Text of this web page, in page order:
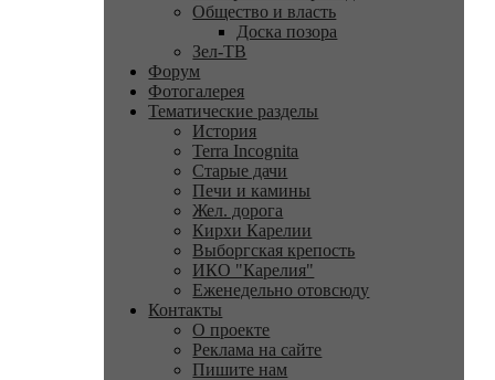
Общество и власть
Доска позора
Зел-ТВ
Форум
Фотогалерея
Тематические разделы
История
Terra Incognita
Старые дачи
Печи и камины
Жел. дорога
Кирхи Карелии
Выборгская крепость
ИКО "Карелия"
Еженедельно отовсюду
Контакты
О проекте
Реклама на сайте
Пишите нам